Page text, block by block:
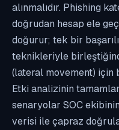
alınmalıdır. Phishing
doğrudan hesap ele
doğurur; tek bir
teknikleriyle
(lateral movement) için
Etki analizinin
senaryolar SOC
verisi ile çapraz